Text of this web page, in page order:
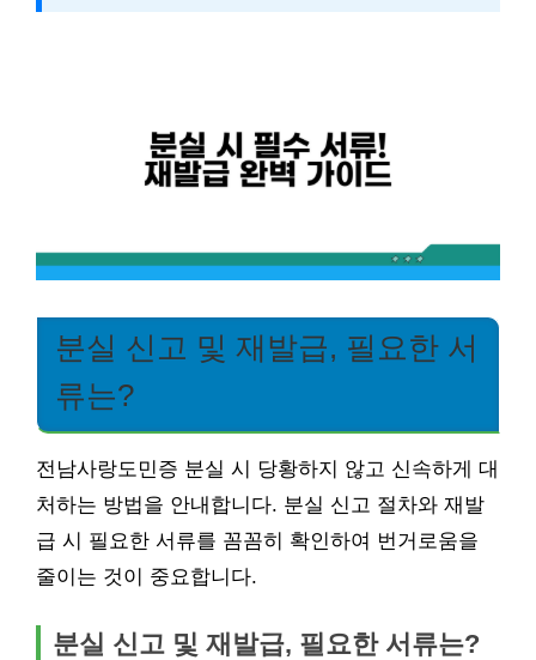
분실 신고 및 재발급, 필요한 서
류는?
전남사랑도민증 분실 시 당황하지 않고 신속하게 대
처하는 방법을 안내합니다. 분실 신고 절차와 재발
급 시 필요한 서류를 꼼꼼히 확인하여 번거로움을
줄이는 것이 중요합니다.
분실 신고 및 재발급, 필요한 서류는?